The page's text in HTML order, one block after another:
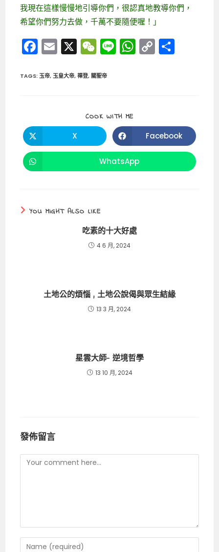
我現在這樣慢慢地引導你們，很認真地教導你們，
希望你們努力去做，千萬不要隨便喔！」
F
a
c
o
o
k
E
m
ai
X W
e
C
a
t
Li
n
W
h
p
p
C
o
n
k
TAGS:玉帝, 玉皇大帝, 禪登, 關聖帝
COOK WITH ME
CONTENT
Opens
in
a
X Opens
in
a
Facebook
Opens
in
WhatsApp
YOU MIGHT ALSO LIKE
吃素的十大好處
4 6 月, 2024
土地公的煩惱 , 土地公說偈與眾生結緣
13 3 月, 2024
星雲大師- 逆境哲學
13 10 月, 2024
發佈留言
Comment
Enter